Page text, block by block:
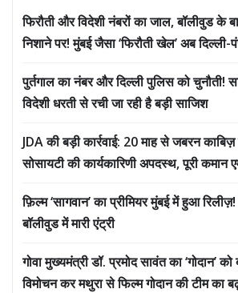
फिरौती और विदेशी नंबरों का जाल, बॉलीवुड के
निशाने पर! मुंबई जैसा ‘फिरौती खेल’ अब दिल्ली-
पुर्तगाल का नंबर और दिल्ली पुलिस को चुनौती!
विदेशी धरती से रची जा रही है बड़ी साजिश
JDA की बड़ी कार्रवाई: 20 माह से जबरन
सोसायटी की कार्यकारिणी अपदस्थ, पूरी कमान
फ़िल्म ‘सागवान’ का प्रीमियर मुंबई में हुआ
बॉलीवुड में मारी एंट्री
गोवा मुख्यमंत्री डॉ. प्रमोद सावंत का ‘गोदान’
विमोचन कर मथुरा से फिल्म गोदान की टीम का